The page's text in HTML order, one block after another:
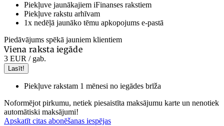
Piekļuve jaunākajiem iFinanses rakstiem
Piekļuve rakstu arhīvam
1x nedēļā jaunāko tēmu apkopojums e-pastā
Piedāvājums spēkā jauniem klientiem
Viena raksta iegāde
3 EUR / gab.
Lasīt!
Piekļuve rakstam 1 mēnesi no iegādes brīža
Noformējot pirkumu, netiek piesaistīta maksājumu karte un nenotiek
automātiski maksājumi!
Apskatīt citas abonēšanas iespējas